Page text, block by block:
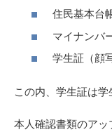
住民基本台
マイナンバ
学生証（顔
この内、学生証は学
本人確認書類のア